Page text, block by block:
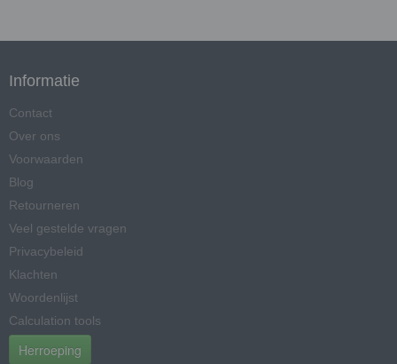
Informatie
Contact
Over ons
Voorwaarden
Blog
Retourneren
Veel gestelde vragen
Privacybeleid
Klachten
Woordenlijst
Calculation tools
Herroeping